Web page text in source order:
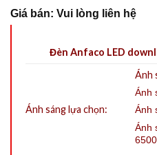
Giá bán: Vui lòng liên hệ
Đèn Anfaco LED
Ánh sáng lựa chọn:
Ánh
Ánh
Ánh
Ánh